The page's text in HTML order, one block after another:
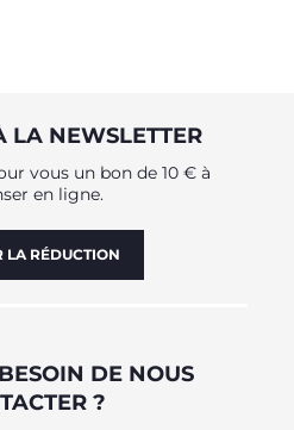
LA NEWSLETTER
vous un bon de 10 € à
en ligne.
LA RÉDUCTION
DE NOUS
?